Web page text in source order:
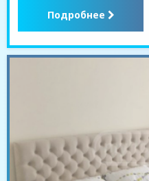
Подробнее